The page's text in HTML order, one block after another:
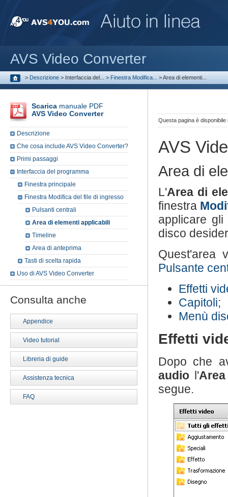
AVS Video Converter
> Descrizione > Interfaccia del... > Finestra Modifica... >Area di elementi...
Questa pagina è
AVS
Area di
L'Area di
finestra
applicare
disco
Quest'area
Pulsante
Effetti
Capitoli;
Menù
Effetti
Dopo che
audio l'
segue.
Scarica manuale PDF
AVS Video Converter
Descrizione
Che cosa include AVS Video Converter?
Primi passaggi
Interfaccia del programma
Finestra principale
Finestra Modifica del file di ingresso
Pulsanti centrali
Area di elementi applicabili
Timeline
Area di anteprima
Tasti di scelta rapida
Uso di AVS Video Converter
Consulta anche
Appendice
Video tutorial
Libreria di guide
Assistenza tecnica
FAQ